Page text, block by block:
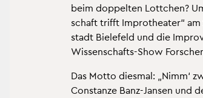
beim dop­pel­ten Lott­chen?
schaft trifft Im­pro­thea­ter“ am
stadt Bie­le­feld und die
Wis­sen­schafts-Show
Das Motto dies­mal: „Nimm‘
Con­stan­ze Banz-Jan­sen und